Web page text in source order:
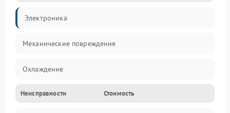
Электроника
Механические повреждения
Охлаждение
Механика
Неисправности Стоимость